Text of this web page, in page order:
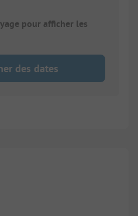
pour afficher les
des dates